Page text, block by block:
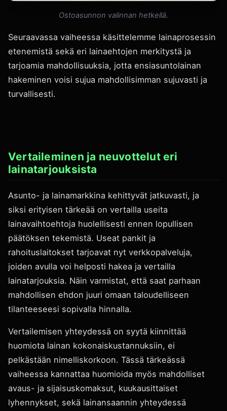
Ostoasunnon valinnan hetkellä.
Seuraavassa vaiheessa käsittelemme lainaprosessin
etenemistä sekä eri lainaehtojen merkitystä ja
tarjoamia mahdollisuuksia, jotta ensiasuntolainan
hakeminen voisi sujua mahdollisimman sujuvasti ja
turvallisesti.
Vertaileminen ja neuvottelut eri
lainatarjouksista
Asunto- ja lainamarkkina kehittyvät jatkuvasti, ja
siksi erityisen tärkeää on vertailla useita
lainavaihtoehtoja huolellisesti ennen lopullisen
päätöksen tekemistä. Useat pankit ja
rahoituslaitokset tarjoavat nyt verkkopalveluja,
joiden avulla voi helposti hakea ja vertailla
lainatarjouksia. Näin varmistat, että saat parhaan
mahdollisen ehdon juuri omaan taloudelliseen
tilanteeseesi sopivalla hinnalla.
Vertailemisen yhteydessä on syytä kiinnittää
huomiota lainan kokonaiskustannuksiin, ei
pelkästään nimelliskorkoon. Tässä tärkeässä
vaiheessa kannattaa huomioida myös mahdolliset
avaus- ja sijaisuskomaksut, kuukausittaiset
lyhennykset, sekä lainansaannin yhteydessä